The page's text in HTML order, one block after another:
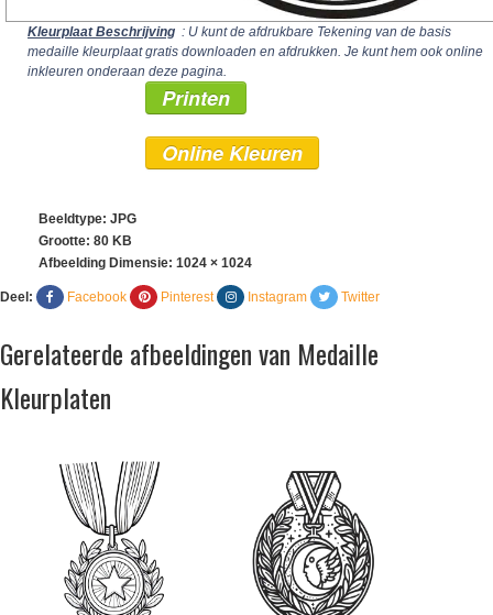
Kleurplaat Beschrijving : U kunt de afdrukbare Tekening van de basis
medaille kleurplaat gratis downloaden en afdrukken. Je kunt hem ook online
inkleuren onderaan deze pagina.
Printen
Online Kleuren
Beeldtype: JPG
Grootte: 80 KB
Afbeelding Dimensie: 1024 × 1024
Deel: Facebook Pinterest Instagram Twitter
Gerelateerde afbeeldingen van Medaille
Kleurplaten